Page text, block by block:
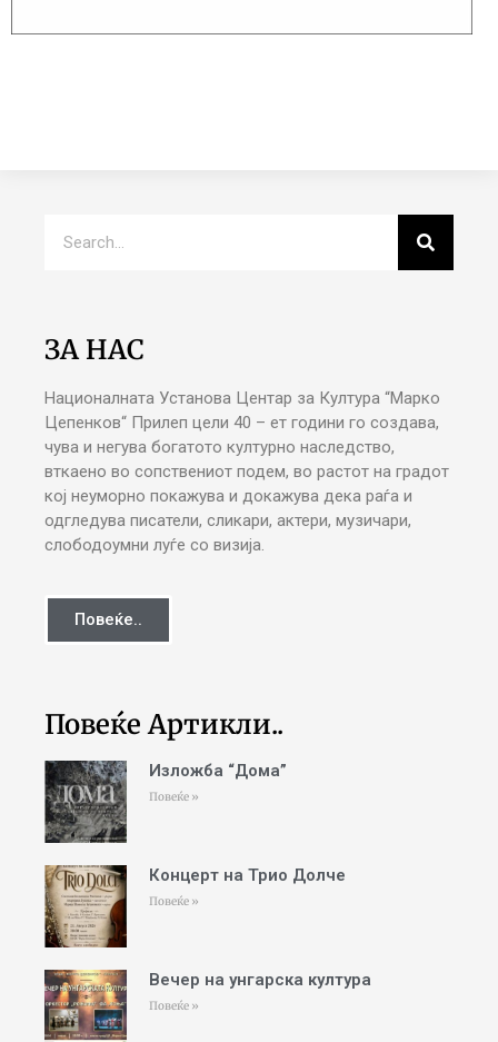
ЗА НАС
Националната Установа Центар за Култура “Марко
Цепенков“ Прилеп цели 40 – ет години го создава,
чува и негува богатото културно наследство,
вткаено во сопствениот подем, во растот на градот
кој неуморно покажува и докажува дека раѓа и
одгледува писатели, сликари, актери, музичари,
слободоумни луѓе со визија.
Повеќе..
Повеќе Артикли..
Изложба “Дома”
Повеќе »
Концерт на Трио Долче
Повеќе »
Вечер на унгарска култура
Повеќе »